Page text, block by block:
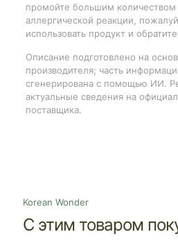
промойте большим
аллергической реакции,
использовать продукт и
Описание подготовлено на
производителя; часть
сгенерирована с помощью ИИ.
актуальные сведения на
поставщика.
Korean Wonder
С этим товаром